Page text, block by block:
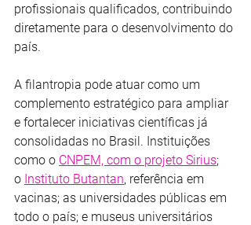
profissionais qualificados, contribuindo
diretamente para o desenvolvimento do
país.
A filantropia pode atuar como um
complemento estratégico para ampliar
e fortalecer iniciativas científicas já
consolidadas no Brasil. Instituições
como o CNPEM, com o projeto Sirius;
o Instituto Butantan, referência em
vacinas; as universidades públicas em
todo o país; e museus universitários